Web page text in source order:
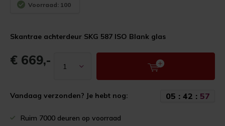
Voorraad: 100
Skantrae achterdeur SKG 587 ISO Blank glas
€ 669,-
Vandaag verzonden? Je hebt nog: 05 : 42 : 57
Ruim 7000 deuren op voorraad